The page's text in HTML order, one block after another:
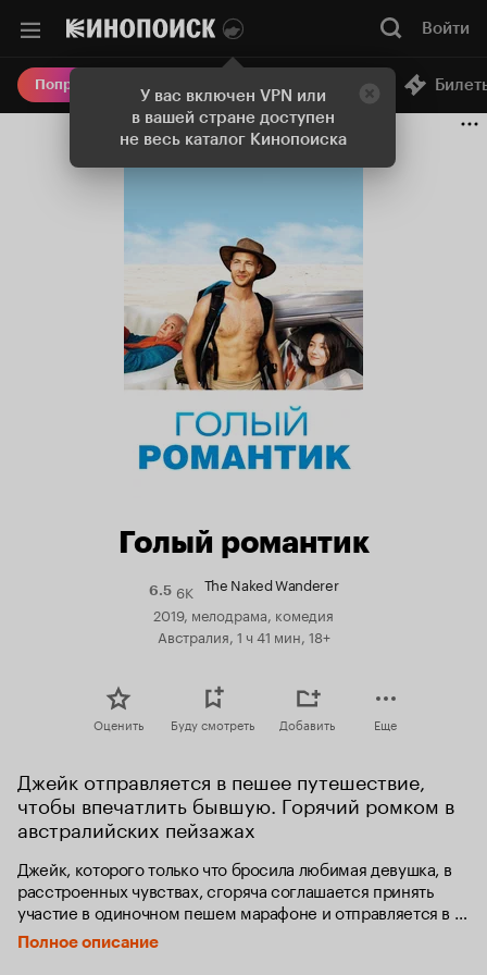
У вас включен VPN или
в вашей стране доступен
не весь каталог Кинопоиска
Войти
Попробовать Плюс Онлайн-кинотеатр
Голый романтик
6.5Рейтинг
Кинопоиска
6K The Naked Wanderer
2019, мелодрама, комедия
Австралия, 1 ч 41 мин, 18+
Оценить Буду смотреть Добавить Еще
Джейк отправляется в пешее путешествие,
чтобы впечатлить бывшую. Горячий ромком в
австралийских пейзажах
Джейк, которого только что бросила любимая девушка, в
расстроенных чувствах, сгоряча соглашается принять
участие в одиночном пешем марафоне и отправляется в
путешествие длиной 4 тысячи километров вдоль
западного побережья Австралии, будучи облаченным лишь
Полное описание